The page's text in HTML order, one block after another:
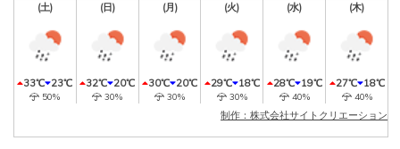
(土)
33℃ 23℃
50%
(日)
32℃ 20℃
30%
(月)
30℃ 20℃
30%
(火)
29℃ 18℃
30%
(水)
28℃ 19℃
40%
(木)
27℃ 18℃
40%
制作：株式会社サイトクリエーション